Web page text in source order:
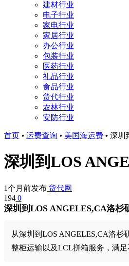
建材行业
电子行业
家电行业
家居行业
办公行业
包装行业
医药行业
礼品行业
食品行业
货代行业
农林行业
安防行业
首页 • 运费查询 • 美国海运费 • 深圳
深圳到LOS
1个月前发布 货代网
194 0
深圳到LOS ANGELES,CA洛杉
从深圳到LOS ANGELES,CA洛杉
整柜运输以及LCL拼箱服务，满足